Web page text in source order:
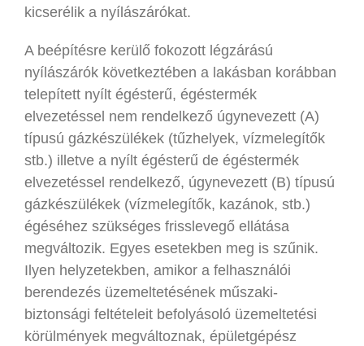
kicserélik a nyílászárókat.
A beépítésre kerülő fokozott légzárású
nyílászárók következtében a lakásban korábban
telepített nyílt égésterű, égéstermék
elvezetéssel nem rendelkező úgynevezett (A)
típusú gázkészülékek (tűzhelyek, vízmelegítők
stb.) illetve a nyílt égésterű de égéstermék
elvezetéssel rendelkező, úgynevezett (B) típusú
gázkészülékek (vízmelegítők, kazánok, stb.)
égéséhez szükséges frisslevegő ellátása
megváltozik. Egyes esetekben meg is szűnik.
Ilyen helyzetekben, amikor a felhasználói
berendezés üzemeltetésének műszaki-
biztonsági feltételeit befolyásoló üzemeltetési
körülmények megváltoznak, épületgépész